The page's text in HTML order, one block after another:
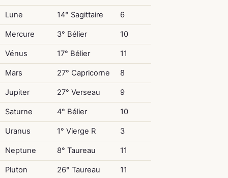
Lune 14° Sagittaire 6
Mercure 3° Bélier 10
Vénus 17° Bélier 11
Mars 27° Capricorne 8
Jupiter 27° Verseau 9
Saturne 4° Bélier 10
Uranus 1° Vierge R 3
Neptune 8° Taureau 11
Pluton 26° Taureau 11